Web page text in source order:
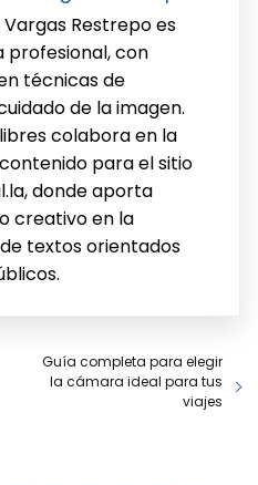
Restrepo es
profesional, con
técnicas de
de la imagen.
colabora en la
para el sitio
donde aporta
creativo en la
textos orientados
Guía completa para elegir
la cámara ideal para tus
viajes